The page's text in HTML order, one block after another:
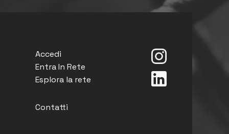
Accedi
Entra In Rete
Esplora la rete
Contatti